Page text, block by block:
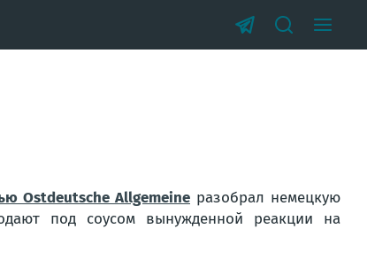
Ostdeutsche Allgemeine разобрал немецкую
под соусом вынужденной реакции на